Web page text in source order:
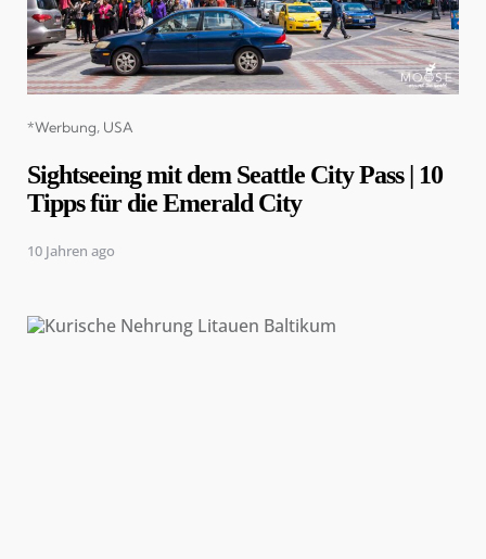
Categories
*Werbung USA
Sightseeing mit dem Seattle City Pass | 10
Tipps für die Emerald City
10 Jahren ago